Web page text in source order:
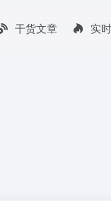
干货文章 实